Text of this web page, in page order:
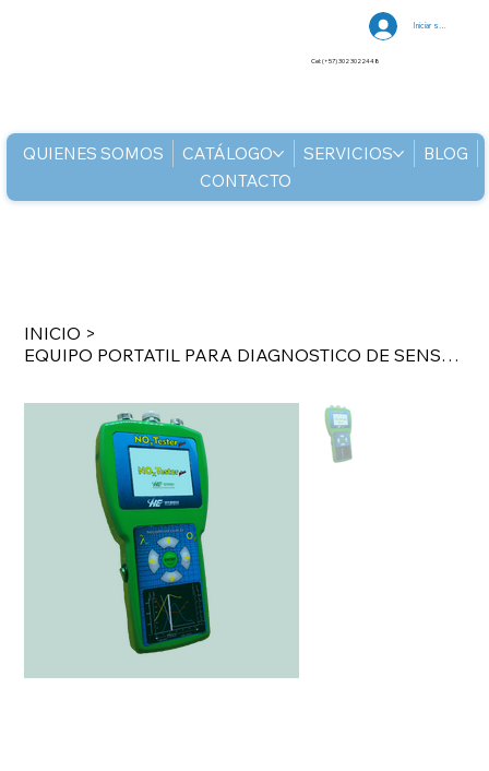
QUIENES SOMOS CATÁLOGO SERVICIOS
BLOG
CONTACTO
Iniciar sesión
Cel: (+57) 302 3022448
INICIO >
EQUIPO PORTATIL PARA DIAGNOSTICO DE SENSORES Y ACTUADORES DEL SISTEM